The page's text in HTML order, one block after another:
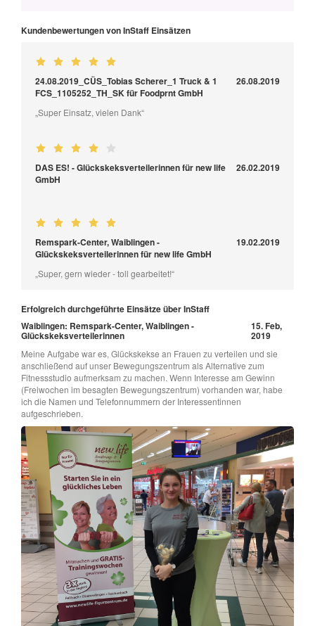
Kundenbewertungen von InStaff Einsätzen
24.08.2019_CÜS_Tobias Scherer_1 Truck & 1
FCS_1105252_TH_SK für Foodprnt GmbH
26.08.2019
„Super Einsatz, vielen Dank“
DAS ES! - Glückskeksverteilerinnen für new life
GmbH
26.02.2019
Remspark-Center, Waiblingen -
Glückskeksverteilerinnen für new life GmbH
19.02.2019
„Super, gern wieder - toll gearbeitet!“
Erfolgreich durchgeführte Einsätze über InStaff
Waiblingen: Remspark-Center, Waiblingen -
Glückskeksverteilerinnen
15. Feb,
2019
Meine Aufgabe war es, Glückskekse an Frauen zu verteilen und sie
anschließend auf unser Bewegungszentrum als Alternative zum
Fitnessstudio aufmerksam zu machen. Wenn Interesse am Gewinn
(Freiwochen im besagten Bewegungszentrum) vorhanden war, habe
ich die Namen und Telefonnummern der Interessentinnen
aufgeschrieben.